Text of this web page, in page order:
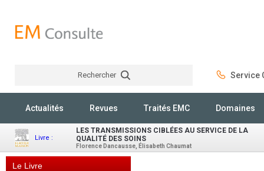
Rechercher Service
Actualités Revues Traités EMC Domaines
Livre :
LES TRANSMISSIONS CIBLÉES AU SERVICE DE LA
QUALITÉ DES SOINS
Florence Dancausse, Élisabeth Chaumat
Le Livre